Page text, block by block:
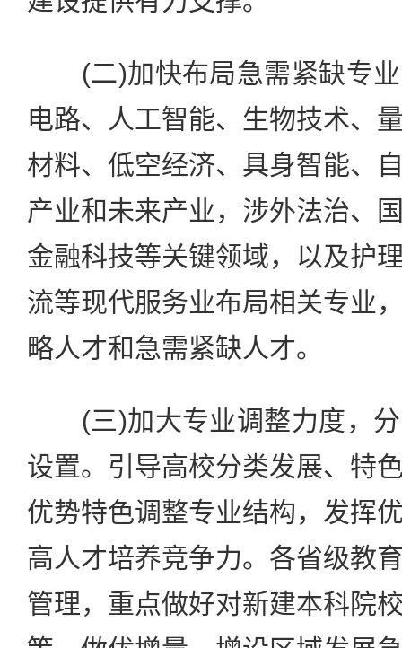
(二)加快布局急需紧缺专业
电路、人工智能、生物技术、
材料、低空经济、具身智能、
产业和未来产业，涉外法治、
金融科技等关键领域，以及护
流等现代服务业布局相关专业
略人才和急需紧缺人才。
(三)加大专业调整力度，分
设置。引导高校分类发展、特
优势特色调整专业结构，发挥
高人才培养竞争力。各省级教
管理，重点做好对新建本科院